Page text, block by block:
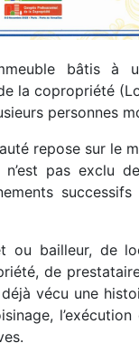
bâtis à
la copropriété
personnes
repose sur le
pas exclu
ou bailleur, de
de
vécu une